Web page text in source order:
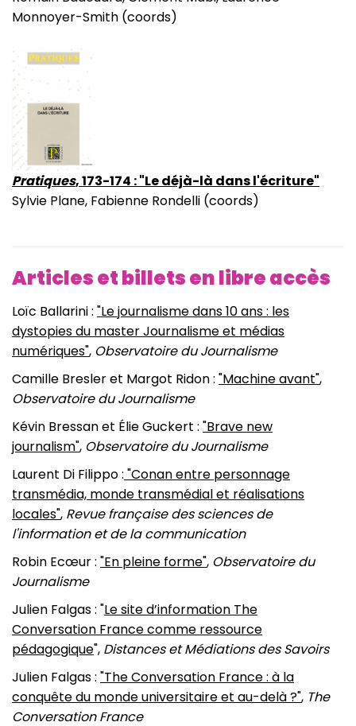
Monnoyer-Smith (coords)
Pratiques, 173-174 : "Le déjà-là dans l'écriture"
Sylvie Plane, Fabienne Rondelli (coords)
Articles et billets en libre accès
Loïc Ballarini : "Le journalisme dans 10 ans : les
dystopies du master Journalisme et médias
numériques", Observatoire du Journalisme
Camille Bresler et Margot Ridon : "Machine avant",
Observatoire du Journalisme
Kévin Bressan et Élie Guckert : "Brave new
journalism", Observatoire du Journalisme
Laurent Di Filippo : "Conan entre personnage
transmédia, monde transmédial et réalisations
locales", Revue française des sciences de
l'information et de la communication
Robin Ecœur : "En pleine forme", Observatoire du
Journalisme
Julien Falgas : "Le site d’information The
Conversation France comme ressource
pédagogique", Distances et Médiations des Savoirs
Julien Falgas : "The Conversation France : à la
conquête du monde universitaire et au-delà ?", The
Conversation France